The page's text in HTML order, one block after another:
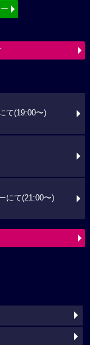
て(19:00〜)
にて(21:00〜)